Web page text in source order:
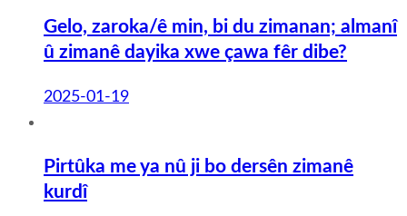
Gelo, zaroka/ê min, bi du zimanan; almanî
û zimanê dayika xwe çawa fêr dibe?
2025-01-19
Pirtûka me ya nû ji bo dersên zimanê
kurdî